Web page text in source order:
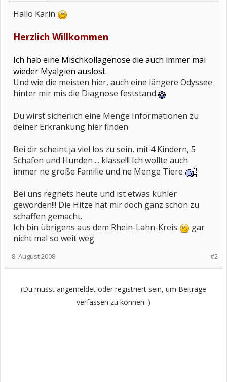
Hallo Karin
Herzlich Willkommen
Ich hab eine Mischkollagenose die auch immer mal
wieder Myalgien auslöst.
Und wie die meisten hier, auch eine längere Odyssee
hinter mir mis die Diagnose feststand.
Du wirst sicherlich eine Menge Informationen zu
deiner Erkrankung hier finden
Bei dir scheint ja viel los zu sein, mit 4 Kindern, 5
Schafen und Hunden ... klasse!!! Ich wollte auch
immer ne große Familie und ne Menge Tiere
Bei uns regnets heute und ist etwas kühler
geworden!!! Die Hitze hat mir doch ganz schön zu
schaffen gemacht.
Ich bin übrigens aus dem Rhein-Lahn-Kreis
gar
nicht mal so weit weg
#2
8. August 2008
(Du musst angemeldet oder registriert sein, um Beiträge
verfassen zu können. )